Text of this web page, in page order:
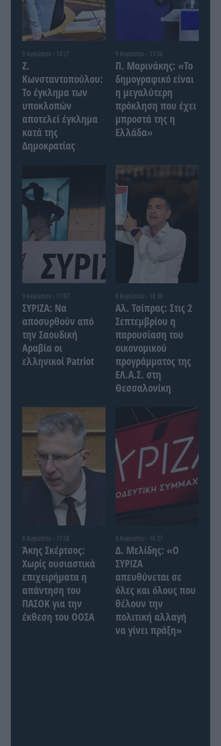
9 Αυγούστου - 14:27
Ζ.
Κωνσταντοπούλου:
Το έγκλημα των
υποκλοπών
αποτελεί έγκλημα
κατά της
Δημοκρατίας
9 Αυγούστου - 13:06
Π. Μαρινάκης: «Το
δημογραφικό είναι
η μεγαλύτερη
πρόκληση που έχει
μπροστά της η
Ελλάδα»
9 Αυγούστου - 11:07
ΣΥΡΙΖΑ: Να
αποσυρθούν από
την Σαουδική
Αραβία οι
ελληνικοί Patriot
8 Αυγούστου - 18:30
Αλ. Τσίπρας: Στις 2
Σεπτεμβρίου η
παρουσίαση του
οικονομικού
προγράμματος της
ΕΛ.Α.Σ. στη
Θεσσαλονίκη
8 Αυγούστου - 17:58
Άκης Σκέρτσος:
Χωρίς ουσιαστικά
επιχειρήματα η
απάντηση του
ΠΑΣΟΚ για την
έκθεση του ΟΟΣΑ
8 Αυγούστου - 16:37
Δ. Μελίδης: «Ο
ΣΥΡΙΖΑ
απευθύνεται σε
όλες και όλους που
θέλουν την
πολιτική αλλαγή
να γίνει πράξη»